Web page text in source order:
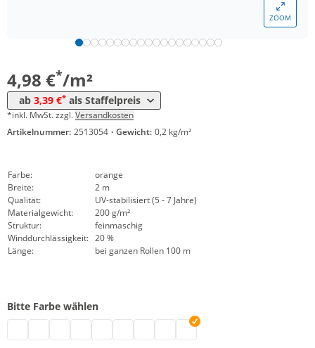
ZOOM
4,98 €*/m²
ab 3,39 €* als Staffelpreis
ab 400 m² 3,64 €
*inkl. MwSt. zzgl.Versandkosten
Artikelnummer: 2513054 · Gewicht: 0,2 kg/m²
Farbe:
orange
Breite:
2 m
Qualität:
UV-stabilisiert (5 - 7 Jahre)
Materialgewicht:
200 g/m²
Struktur:
feinmaschig
Winddurchlässigkeit: 20 %
Länge:
bei ganzen Rollen 100 m
Bitte Farbe wählen
Gaze 800 - UV-beständig | schwarz
Gaze 800 - UV-beständig | weiß
Gaze 800 - UV-beständig | blau
Gaze 800 - UV-beständig | hellblau
Gaze 800 - UV-beständig | grün
Gaze 800 - UV-beständig | rot
Gaze 800 - UV-beständig | gelb
Gaze 800 - UV-beständig |